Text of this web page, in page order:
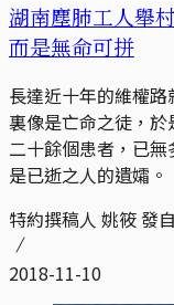
湖南塵肺工人舉
而是無命可拼
長達近十年的維權
裏像是亡命之徒，
二十餘個患者，已
是已逝之人的遺孀。
特約撰稿人 姚筱 發
2018-11-10